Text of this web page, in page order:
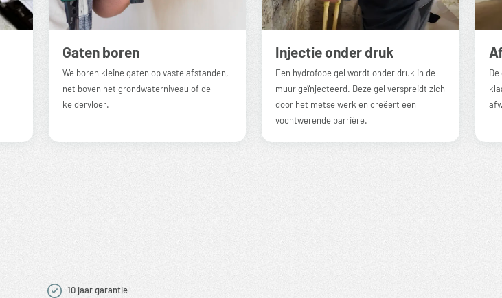
Gaten boren
We boren kleine gaten op vaste afstanden,
net boven het grondwaterniveau of de
keldervloer.
Injectie onder druk
Een hydrofobe gel wordt onder druk in de
muur geïnjecteerd. Deze gel verspreidt zich
door het metselwerk en creëert een
vochtwerende barrière.
10 jaar garantie